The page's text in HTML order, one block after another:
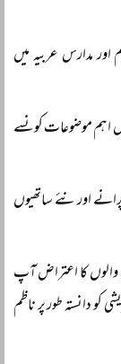
اور مدارس عربیہ میں
میں اہم موضوعات کونسے
پرانے اور نئے ساتھیوں
والوں کا اعتراض آپ
کو دانستہ طور پر ناظم